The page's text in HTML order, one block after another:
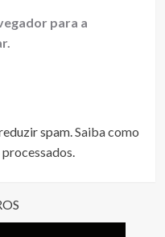
para a
spam. Saiba como